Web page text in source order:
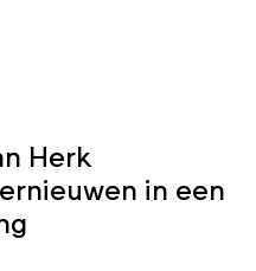
Herk
in een